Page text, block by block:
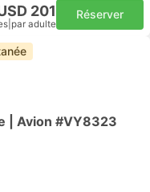
201
par adulte
Réserver
| Avion #VY8323